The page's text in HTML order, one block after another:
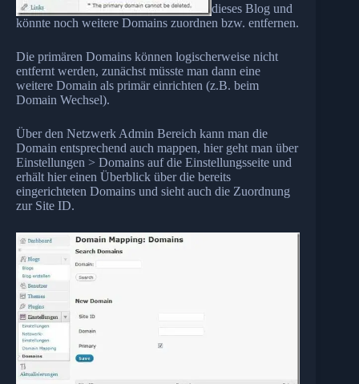
dieses Blog und
könnte noch weitere Domains zuordnen bzw. entfernen.
Die primären Domains können logischerweise nicht
entfernt werden, zunächst müsste man dann eine
weitere Domain als primär einrichten (z.B. beim
Domain Wechsel).
Über den Netzwerk Admin Bereich kann man die
Domain entsprechend auch mappen, hier geht man über
Einstellungen > Domains auf die Einstellungsseite und
erhält hier einen Überblick über die bereits
eingerichteten Domains und sieht auch die Zuordnung
zur Site ID.